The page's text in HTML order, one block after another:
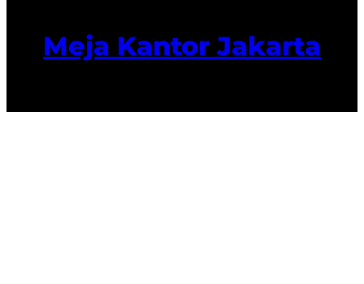
Meja Kantor Jakarta